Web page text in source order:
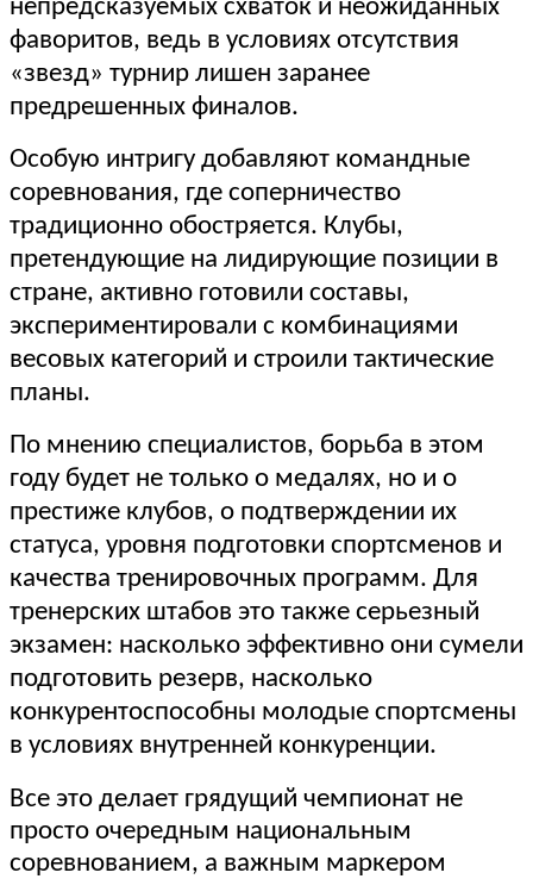
непредсказуемых схваток и неожиданных
фаворитов, ведь в условиях отсутствия
«звезд» турнир лишен заранее
предрешенных финалов.
Особую интригу добавляют командные
соревнования, где соперничество
традиционно обостряется. Клубы,
претендующие на лидирующие позиции в
стране, активно готовили составы,
экспериментировали с комбинациями
весовых категорий и строили тактические
планы.
По мнению специалистов, борьба в этом
году будет не только о медалях, но и о
престиже клубов, о подтверждении их
статуса, уровня подготовки спортсменов и
качества тренировочных программ. Для
тренерских штабов это также серьезный
экзамен: насколько эффективно они сумели
подготовить резерв, насколько
конкурентоспособны молодые спортсмены
в условиях внутренней конкуренции.
Все это делает грядущий чемпионат не
просто очередным национальным
соревнованием, а важным маркером